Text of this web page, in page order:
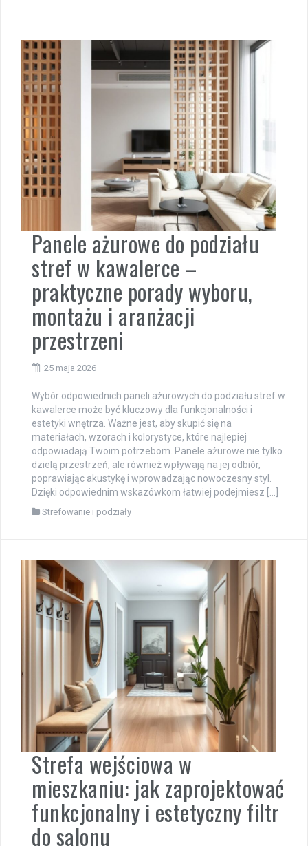
Panele ażurowe do podziału
stref w kawalerce –
praktyczne porady wyboru,
montażu i aranżacji
przestrzeni
25 maja 2026
Wybór odpowiednich paneli ażurowych do podziału stref w
kawalerce może być kluczowy dla funkcjonalności i
estetyki wnętrza. Ważne jest, aby skupić się na
materiałach, wzorach i kolorystyce, które najlepiej
odpowiadają Twoim potrzebom. Panele ażurowe nie tylko
dzielą przestrzeń, ale również wpływają na jej odbiór,
poprawiając akustykę i wprowadzając nowoczesny styl.
Dzięki odpowiednim wskazówkom łatwiej podejmiesz […]
Strefowanie i podziały
Strefa wejściowa w
mieszkaniu: jak zaprojektować
funkcjonalny i estetyczny filtr
do salonu